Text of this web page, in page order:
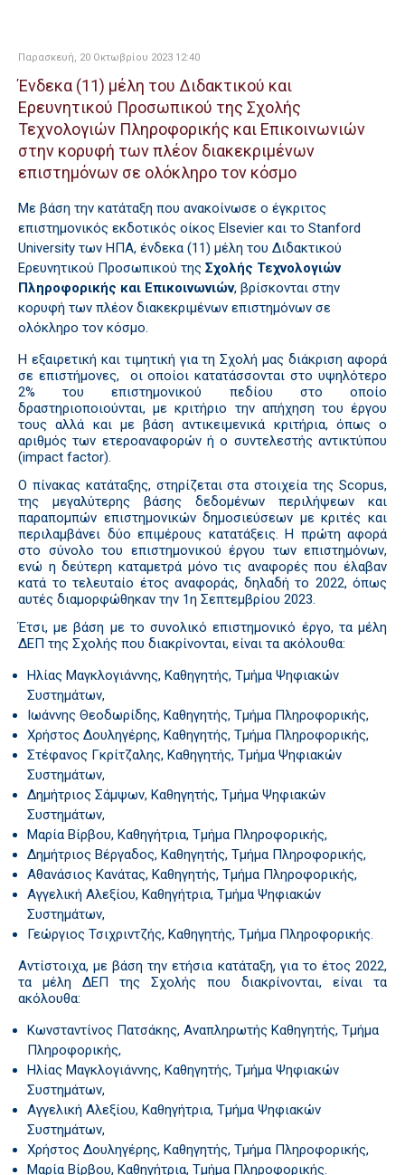
Παρασκευή, 20 Οκτωβρίου 2023 12:40
Ένδεκα (11) μέλη του Διδακτικού και
Ερευνητικού Προσωπικού της Σχολής
Τεχνολογιών Πληροφορικής και Επικοινωνιών
στην κορυφή των πλέον διακεκριμένων
επιστημόνων σε ολόκληρο τον κόσμο
Με βάση την κατάταξη που ανακοίνωσε ο έγκριτος
επιστημονικός εκδοτικός οίκος Elsevier και το Stanford
University των ΗΠΑ, ένδεκα (11) μέλη του Διδακτικού
Ερευνητικού Προσωπικού της Σχολής Τεχνολογιών
Πληροφορικής και Επικοινωνιών, βρίσκονται στην
κορυφή των πλέον διακεκριμένων επιστημόνων σε
ολόκληρο τον κόσμο.
Η εξαιρετική και τιμητική για τη Σχολή μας διάκριση αφορά
σε επιστήμονες, οι οποίοι κατατάσσονται στο υψηλότερο
2% του επιστημονικού πεδίου στο οποίο
δραστηριοποιούνται, με κριτήριο την απήχηση του έργου
τους αλλά και με βάση αντικειμενικά κριτήρια, όπως ο
αριθμός των ετεροαναφορών ή ο συντελεστής αντικτύπου
(impact factor).
Ο πίνακας κατάταξης, στηρίζεται στα στοιχεία της Scopus,
της μεγαλύτερης βάσης δεδομένων περιλήψεων και
παραπομπών επιστημονικών δημοσιεύσεων με κριτές και
περιλαμβάνει δύο επιμέρους κατατάξεις. Η πρώτη αφορά
στο σύνολο του επιστημονικού έργου των επιστημόνων,
ενώ η δεύτερη καταμετρά μόνο τις αναφορές που έλαβαν
κατά το τελευταίο έτος αναφοράς, δηλαδή το 2022, όπως
αυτές διαμορφώθηκαν την 1η Σεπτεμβρίου 2023.
Έτσι, με βάση με το συνολικό επιστημονικό έργο, τα μέλη
ΔΕΠ της Σχολής που διακρίνονται, είναι τα ακόλουθα:
Ηλίας Μαγκλογιάννης, Καθηγητής, Τμήμα Ψηφιακών
Συστημάτων,
Ιωάννης Θεοδωρίδης, Καθηγητής, Τμήμα Πληροφορικής,
Χρήστος Δουληγέρης, Καθηγητής, Τμήμα Πληροφορικής,
Στέφανος Γκρίτζαλης, Καθηγητής, Τμήμα Ψηφιακών
Συστημάτων,
Δημήτριος Σάμψων, Καθηγητής, Τμήμα Ψηφιακών
Συστημάτων,
Μαρία Βίρβου, Καθηγήτρια, Τμήμα Πληροφορικής,
Δημήτριος Βέργαδος, Καθηγητής, Τμήμα Πληροφορικής,
Αθανάσιος Κανάτας, Καθηγητής, Τμήμα Πληροφορικής,
Αγγελική Αλεξίου, Καθηγήτρια, Τμήμα Ψηφιακών
Συστημάτων,
Γεώργιος Τσιχριντζής, Καθηγητής, Τμήμα Πληροφορικής.
Αντίστοιχα, με βάση την ετήσια κατάταξη, για το έτος 2022,
τα μέλη ΔΕΠ της Σχολής που διακρίνονται, είναι τα
ακόλουθα:
Κωνσταντίνος Πατσάκης, Αναπληρωτής Καθηγητής, Τμήμα
Πληροφορικής,
Ηλίας Μαγκλογιάννης, Καθηγητής, Τμήμα Ψηφιακών
Συστημάτων,
Αγγελική Αλεξίου, Καθηγήτρια, Τμήμα Ψηφιακών
Συστημάτων,
Χρήστος Δουληγέρης, Καθηγητής, Τμήμα Πληροφορικής,
Μαρία Βίρβου, Καθηγήτρια, Τμήμα Πληροφορικής.